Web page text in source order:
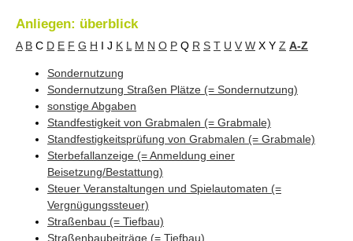
Anliegen: überblick
A B C D E F G H I J K L M N O P Q R S T U V W X Y Z A-Z
Sondernutzung
Sondernutzung Straßen Plätze (= Sondernutzung)
sonstige Abgaben
Standfestigkeit von Grabmalen (= Grabmale)
Standfestigkeitsprüfung von Grabmalen (= Grabmale)
Sterbefallanzeige (= Anmeldung einer
Beisetzung/Bestattung)
Steuer Veranstaltungen und Spielautomaten (=
Vergnügungssteuer)
Straßenbau (= Tiefbau)
Straßenbaubeiträge (= Tiefbau)